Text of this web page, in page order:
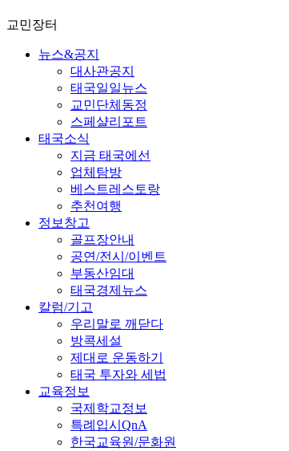
교민장터
뉴스&공지
대사관공지
태국일일뉴스
교민단체동정
스페샬리포트
태국소식
지금 태국에선
업체탐방
베스트레스토랑
추천여행
정보창고
골프장안내
공연/전시/이벤트
부동산임대
태국경제뉴스
칼럼/기고
우리말로 깨닫다
방콕세설
제대로 운동하기
태국 투자와 세법
교육정보
국제학교정보
특례입시QnA
한국교육원/문화원